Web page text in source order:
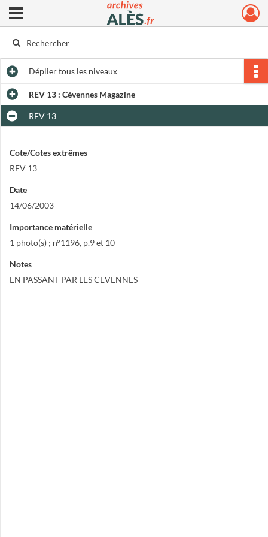
Archives municipales d'Alès
Ouvrir le menu déroulant
Dépliertous les niveaux
REV 13 : Cévennes Magazine
REV 13
Cote/Cotes extrêmes
REV 13
Date
14/06/2003
Importance matérielle
1 photo(s) ; n°1196, p.9 et 10
Notes
EN PASSANT PAR LES CEVENNES